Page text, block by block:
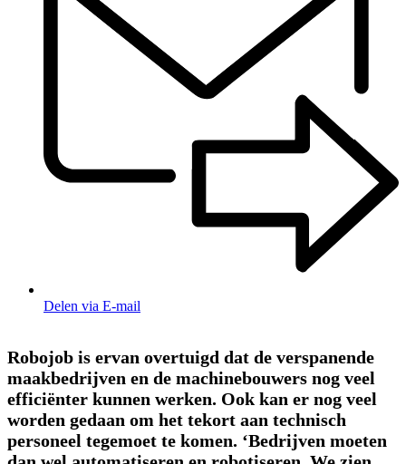
Delen via E-mail
Robojob is ervan overtuigd dat de verspanende
maakbedrijven en de machinebouwers nog veel
efficiënter kunnen werken. Ook kan er nog veel
worden gedaan om het tekort aan technisch
personeel tegemoet te komen. ‘Bedrijven moeten